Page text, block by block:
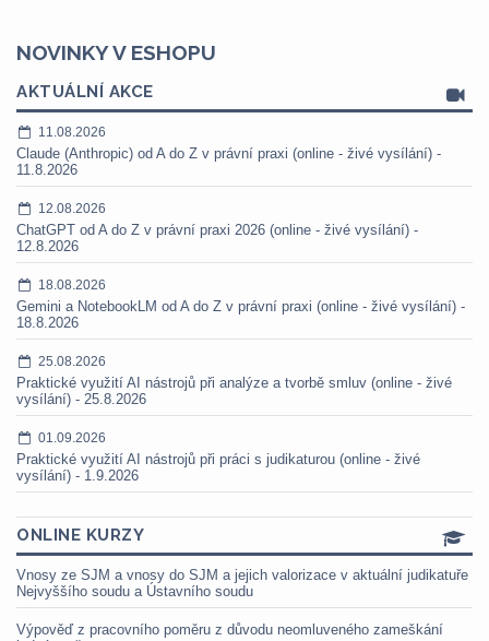
NOVINKY V ESHOPU
AKTUÁLNÍ AKCE
11.08.2026
Claude (Anthropic) od A do Z v právní praxi (online - živé vysílání) -
11.8.2026
12.08.2026
ChatGPT od A do Z v právní praxi 2026 (online - živé vysílání) -
12.8.2026
18.08.2026
Gemini a NotebookLM od A do Z v právní praxi (online - živé vysílání) -
18.8.2026
25.08.2026
Praktické využití AI nástrojů při analýze a tvorbě smluv (online - živé
vysílání) - 25.8.2026
01.09.2026
Praktické využití AI nástrojů při práci s judikaturou (online - živé
vysílání) - 1.9.2026
ONLINE KURZY
Vnosy ze SJM a vnosy do SJM a jejich valorizace v aktuální judikatuře
Nejvyššího soudu a Ústavního soudu
Výpověď z pracovního poměru z důvodu neomluveného zameškání